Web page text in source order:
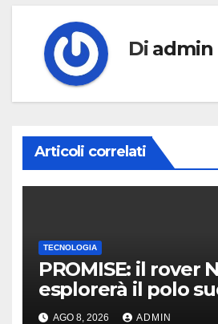
Di admin
Articoli correlati
TECNOLOGIA
PROMISE: il rover
esplorerà il polo
Cosa sappiamo
AGO 8, 2026 ADMIN